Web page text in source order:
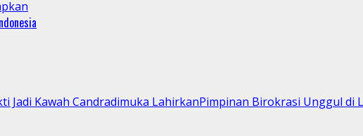
Jadi Kawah Candradimuka LahirkanPimpinan Birokrasi Unggul di